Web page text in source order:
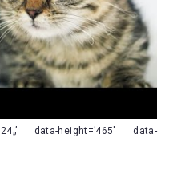
data-height=’465′ data-